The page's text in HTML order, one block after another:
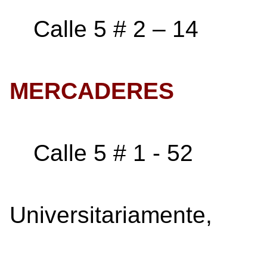
Calle 5 # 2 – 14
MERCADERES
Calle 5 # 1 - 52
Universitariamente,